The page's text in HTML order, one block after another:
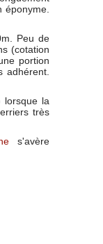
Peu de
(cotation
portion
lorsque la
très
s'avère